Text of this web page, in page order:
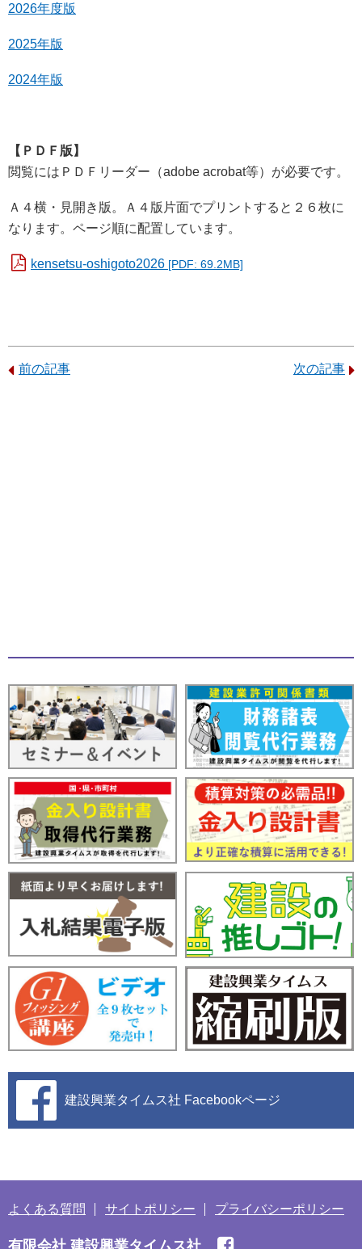
2026年度版
2025年版
2024年版
【ＰＤＦ版】
閲覧にはＰＤＦリーダー（adobe acrobat等）が必要です。
Ａ４横・見開き版。Ａ４版片面でプリントすると２６枚に
なります。ページ順に配置しています。
kensetsu-oshigoto2026 [PDF: 69.2MB]
前の記事 次の記事
建設興業タイムス社 Facebookページ
よくある質問 サイトポリシー プライバシーポリシー